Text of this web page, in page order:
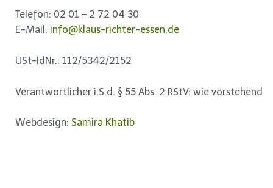
Telefon: 02 01 – 2 72 04 30
E-Mail: info@klaus-richter-essen.de
USt-IdNr.: 112/5342/2152
Verantwortlicher i.S.d. § 55 Abs. 2 RStV: wie vorstehend
Webdesign: Samira Khatib